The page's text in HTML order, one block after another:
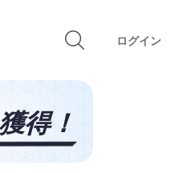
ログイン